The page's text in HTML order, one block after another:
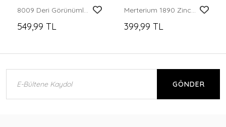
8009 Deri Görünümlü Piliseli Etek - Lacivert
549,99 TL
Merterium 1890 Zincir Detaylı Etek - Zümrüt Yeşili
399,99 TL
GÖNDER